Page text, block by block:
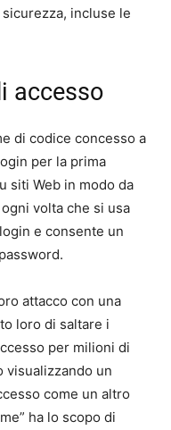
incluse le
accesso
di codice concesso a
per la prima
siti Web in modo da
volta che si usa
e consente un
attacco con una
loro di saltare i
per milioni di
visualizzando un
come un altro
ha lo scopo di